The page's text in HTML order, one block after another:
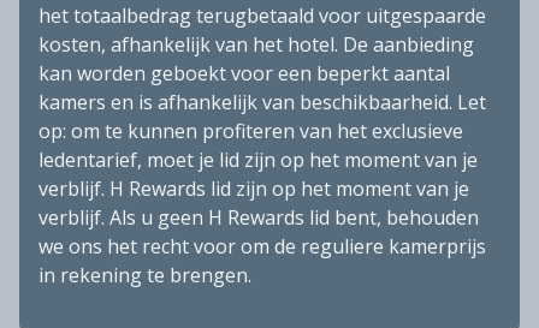
het totaalbedrag terugbetaald voor uitgespaarde
kosten, afhankelijk van het hotel. De aanbieding
kan worden geboekt voor een beperkt aantal
kamers en is afhankelijk van beschikbaarheid. Let
op: om te kunnen profiteren van het exclusieve
ledentarief, moet je lid zijn op het moment van je
verblijf. H Rewards lid zijn op het moment van je
verblijf. Als u geen H Rewards lid bent, behouden
we ons het recht voor om de reguliere kamerprijs
in rekening te brengen.